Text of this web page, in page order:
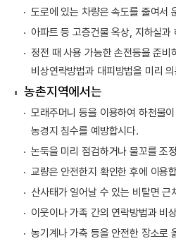
도로에 있는 차량은 속도를 줄여서
아파트 등 고층건물 옥상, 지하실
정전 때 사용 가능한 손전등을 준비
비상연락방법과 대피방법을 미리
농촌지역에서는
모래주머니 등을 이용하여 하천물
농경지 침수를 예방합시다.
논둑을 미리 점검하거나 물꼬를 조
교량은 안전한지 확인한 후에 이용
산사태가 일어날 수 있는 비탈면 근
이웃이나 가족 간의 연락방법과 비
농기계나 가축 등을 안전한 장소로